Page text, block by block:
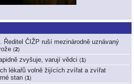
Ředitel ČIŽP ruší mezinárodně uznávaný
(2)
zvyšuje, varují vědci (1 )
lékařů volně žijících zvířat a zvířat
stan (1 )